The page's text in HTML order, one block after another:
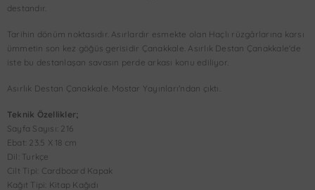
destandır.
Tarihin dönüm noktasıdır. Asırlardır esmekte olan Haçlı rüzgârlarına karsı
ümmetin son kez göğüs gerisidir Çanakkale. Asırlık Destan Çanakkale'de
iste bu destanlaşan savasın perde arkası konu ediliyor.
Asırlık Destan Çanakkale. Mostar Yayınları'ndan çıktı.
Teknik Özellikler;
Sayfa Sayısı: 216
Ebat: 23.5 X 18 cm
Dil: Turkçe
Cilt Tipi: Cardboard Kapak
Kağıt Tipi: Kitap Kağıdı